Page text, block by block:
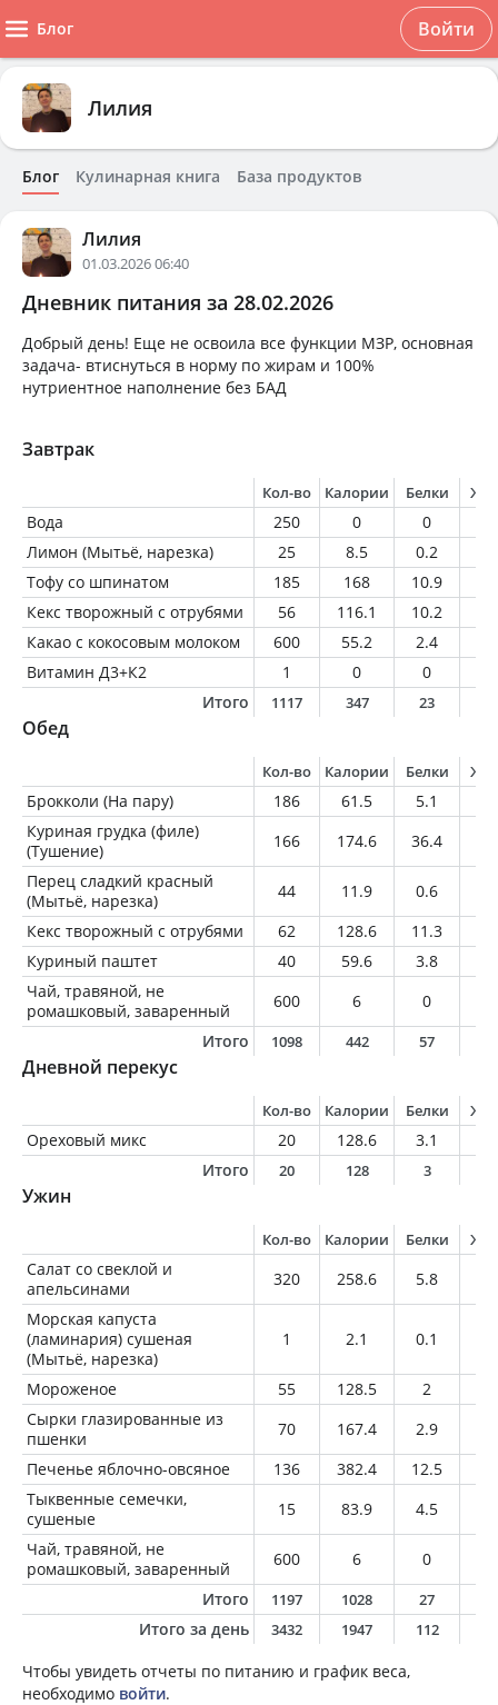
Блог Войти
Лилия
Блог Кулинарная книга База продуктов
Лилия
01.03.2026 06:40
Дневник питания за 28.02.2026
Добрый день! Еще не освоила все функции МЗР, основная
задача- втиснуться в норму по жирам и 100%
нутриентное наполнение без БАД
Завтрак
Кол-во Калории Белки
Вода 250 0 0
Лимон (Мытьё, нарезка)
25 8.5 0.2
Тофу со шпинатом
185 168 10.9
Кекс творожный с отрубями
56 116.1 10.2
Какао с кокосовым молоком
600 55.2 2.4
Витамин Д3+К2
1 0 0
Итого
1117 347 23
Обед
Кол-во Калории Белки
Брокколи (На пару) 186 61.5 5.1
Куриная грудка (филе)
(Тушение)
166 174.6 36.4
Перец сладкий красный
(Мытьё, нарезка)
44 11.9 0.6
Кекс творожный с отрубями
62 128.6 11.3
Куриный паштет
40 59.6 3.8
Чай, травяной, не
ромашковый, заваренный
600 6 0
Итого
1098 442 57
Дневной перекус
Кол-во Калории Белки
Ореховый микс 20 128.6 3.1
Итого
20 128 3
Ужин
Кол-во Калории Белки
Салат со свеклой и
апельсинами
320 258.6 5.8
Морская капуста
(ламинария) сушеная
(Мытьё, нарезка)
1 2.1 0.1
Мороженое 55 128.5 2
Сырки глазированные из
пшенки
70 167.4 2.9
Печенье яблочно-овсяное
136 382.4 12.5
Тыквенные семечки,
сушеные
15 83.9 4.5
Чай, травяной, не
ромашковый, заваренный
600 6 0
Итого
1197 1028 27
Итого за день 3432 1947 112
Чтобы увидеть отчеты по питанию и график веса,
необходимо войти.